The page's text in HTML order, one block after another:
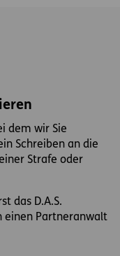
dem wir Sie
Schreiben an die
Strafe oder
das D.A.S.
einen Partneranwalt